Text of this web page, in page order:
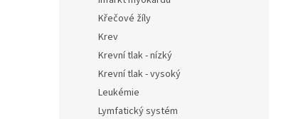
Křečové žíly
Krev
Krevní tlak - nízký
Krevní tlak - vysoký
Leukémie
Lymfatický systém